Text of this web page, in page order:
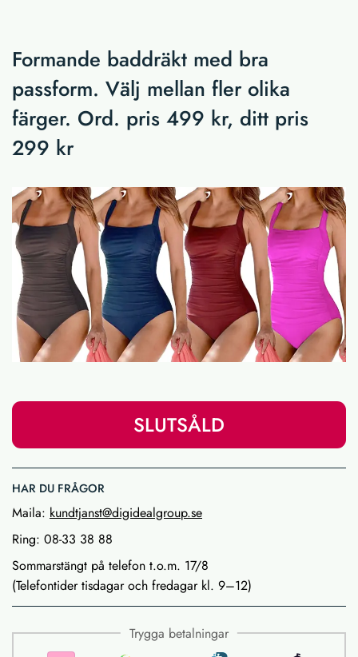
Formande baddräkt med bra
passform. Välj mellan fler olika
färger. Ord. pris 499 kr, ditt pris
299 kr
SLUTSÅLD
HAR DU FRÅGOR
Maila: kundtjanst@digidealgroup.se
Ring: 08-33 38 88
Sommarstängt på telefon t.o.m. 17/8
(Telefontider tisdagar och fredagar kl. 9–12)
Trygga betalningar